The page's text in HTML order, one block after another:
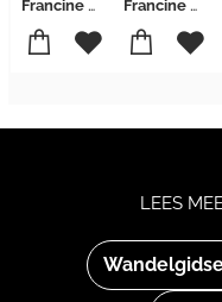
Francine Postma
Francine Postma
LEES